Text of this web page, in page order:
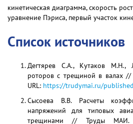
кинетическая диаграмма, скорость
уравнение Пэриса, первый участок
Список источников
Дегтярев С.А., Кутаков М.Н.,
роторов с трещиной в
URL: https://trudymai.ru/
Сысоева В.В. Расчеты
напряжений для типовых
трещинами // Труды